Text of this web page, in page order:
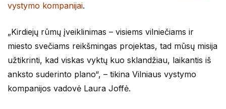
vystymo kompanijai.
„Kirdiejų rūmų įveiklinimas – visiems vilniečiams ir
miesto svečiams reikšmingas projektas, tad mūsų misija
užtikrinti, kad viskas vyktų kuo sklandžiau, laikantis iš
anksto suderinto plano“, – tikina Vilniaus vystymo
kompanijos vadovė Laura Joffė.